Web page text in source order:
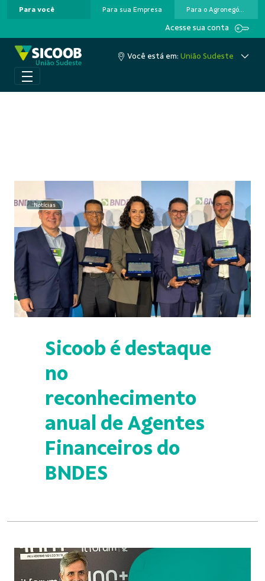
Pular para o Conteúdo principal
Para você Para sua Empresa Para o Agronegócio
Acesse sua conta
Você está em:União Sudeste
Notícias
Sicoob é destaque
no
reconhecimento
anual de Agentes
Financeiros do
BNDES